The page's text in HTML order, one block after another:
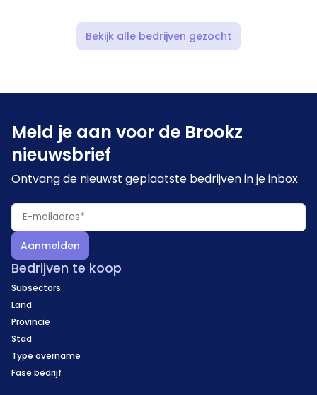
Bekijk alle bedrijven gezocht
Meld je aan voor de Brookz
nieuwsbrief
Ontvang de nieuwst geplaatste bedrijven in je inbox
Aanmelden
Bedrijven te koop
Subsectors
Land
Provincie
Stad
Type overname
Fase bedrijf